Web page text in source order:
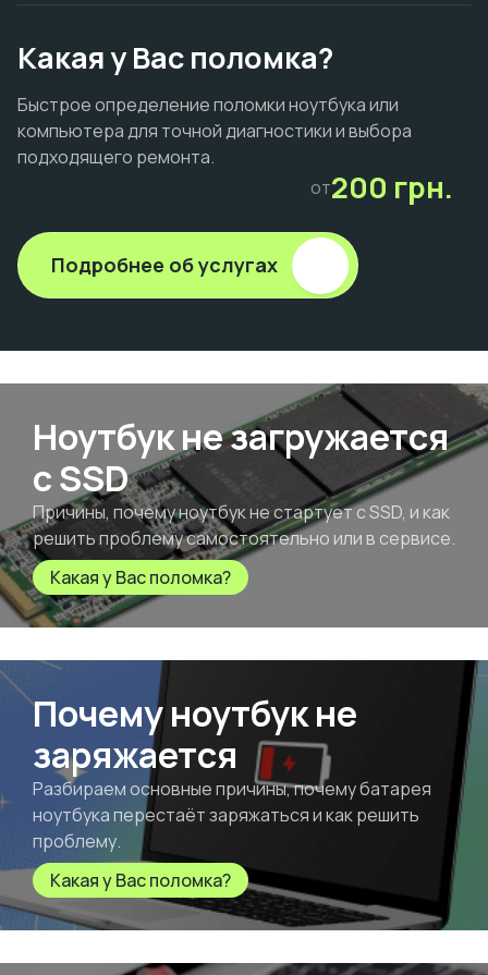
Какая у Вас поломка?
Быстрое определение поломки ноутбука или
компьютера для точной диагностики и выбора
подходящего ремонта.
от200 грн.
Подробнее об услугах
Ноутбук не загружается
с SSD
Причины, почему ноутбук не стартует с SSD, и как
решить проблему самостоятельно или в сервисе.
Какая у Вас поломка?
Почему ноутбук не
заряжается
Разбираем основные причины, почему батарея
ноутбука перестаёт заряжаться и как решить
проблему.
Какая у Вас поломка?